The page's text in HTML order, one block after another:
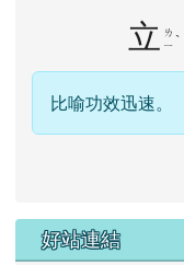
立
ㄌ
ㄧ ˋ
比喻功效迅速。
右邊區域內容
好站連結